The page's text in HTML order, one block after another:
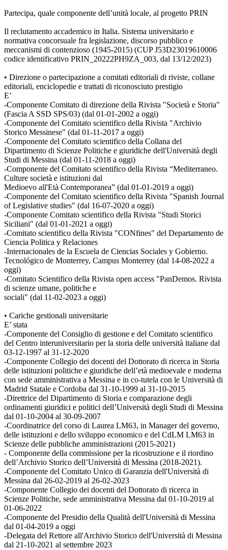
Partecipa, quale componente dell’unità locale, al progetto PRIN
Il reclutamento accademico in Italia. Sistema universitario e
normativa concorsuale fra legislazione, discorso pubblico e
meccanismi di contenzioso (1945-2015) (CUP J53D23019610006
codice identificativo PRIN_20222PH9ZA_003, dal 13/12/2023)
• Direzione o partecipazione a comitati editoriali di riviste, collane
editoriali, enciclopedie e trattati di riconosciuto prestigio
E’
-Componente Comitato di direzione della Rivista "Società e Storia"
(Fascia A SSD SPS/03) (dal 01-01-2002 a oggi)
-Componente del Comitato scientifico della Rivista "Archivio
Storico Messinese" (dal 01-11-2017 a oggi)
-Componente del Comitato scientifico della Collana del
Dipartimento di Scienze Politiche e giuridiche dell'Università degli
Studi di Messina (dal 01-11-2018 a oggi)
-Componente del Comitato scientifico della Rivista “Mediterraneo.
Culture società e istituzioni dal
Medioevo all'Età Contemporanea” (dal 01-01-2019 a oggi)
-Componente del Comitato scientifico della Rivista "Spanish Journal
of Legislative studies" (dal 16-07-2020 a oggi)
-Componente Comitato scientifico della Rivista "Studi Storici
Siciliani" (dal 01-01-2021 a oggi)
-Comitato scientifico della Rivista "CONfines" del Departamento de
Ciencia Politica y Relaciones
-Internacionales de la Escuela de Ciencias Sociales y Gobierno.
Tecnológico de Monterrey, Campus Monterrey (dal 14-08-2022 a
oggi)
-Comitato Scientifico della Rivista open access "PanDemos. Rivista
di scienze umane, politiche e
sociali" (dal 11-02-2023 a oggi)
• Cariche gestionali universitarie
E’ stata
-Componente del Consiglio di gestione e del Comitato scientifico
del Centro interuniversitario per la storia delle università italiane dal
03-12-1997 al 31-12-2020
-Componente Collegio dei docenti del Dottorato di ricerca in Storia
delle istituzioni politiche e giuridiche dell’età medioevale e moderna
con sede amministrativa a Messina e in co-tutela con le Università di
Madrid Statale e Cordoba dal 31-10-1999 al 31-10-2015
-Direttrice del Dipartimento di Storia e comparazione degli
ordinamenti giuridici e politici dell’Università degli Studi di Messina
dal 01-10-2004 al 30-09-2007
-Coordinatrice del corso di Laurea LM63, in Manager del governo,
delle istituzioni e dello sviluppo economico e del CdLM LM63 in
Scienze delle pubbliche amministrazioni (2015-2021)
- Componente della commissione per la ricostruzione e il riordino
dell’Archivio Storico dell’Università di Messina (2018-2021).
-Componente del Comitato Unico di Garanzia dell'Università di
Messina dal 26-02-2019 al 26-02-2023
-Componente Collegio dei docenti del Dottorato di ricerca in
Scienze Politiche, sede amministrativa Messina dal 01-10-2019 al
01-06-2022
-Componente del Presidio della Qualità dell'Università di Messina
dal 01-04-2019 a oggi
-Delegata del Rettore all'Archivio Storico dell'Università di Messina
dal 21-10-2021 al settembre 2023